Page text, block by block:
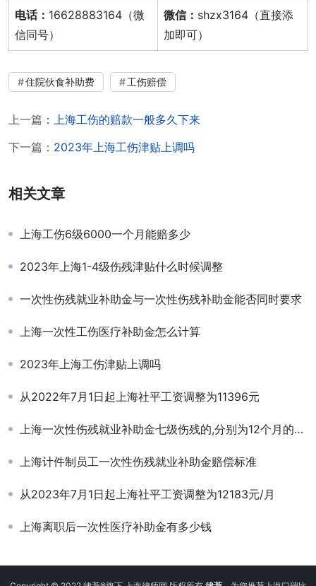
电话： 16628883164（微
信同号）
微信： shzx3164（直接添
加即可）
住院伙食补助费 工伤赔偿
上一篇：
上海工伤的赔款一般多久下来
下一篇： 2023年上海工伤津贴上调吗
相关文章
上海工伤6级6000一个月能赔多少
2023年上海1-4级伤残津贴什么时候调整
一次性伤残就业补助金与一次性伤残补助金能否同时要求
上海一次性工伤医疗补助金怎么计算
2023年上海工伤津贴上调吗
从2022年7月1日起上海社平工资调整为11396元
上海一次性伤残就业补助金七级伤残的,分别为12个月的上年度全市职工月平均工资
上海计件制员工一次性伤残就业补助金赔偿标准
从2023年7月1日起上海社平工资调整为12183元/月
上海离职后一次性医疗补助金有多少钱